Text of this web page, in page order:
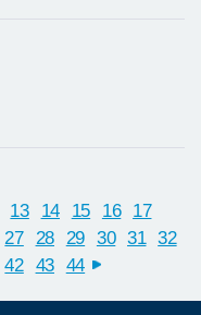
13 14 15 16
17
27 28 29 30 31 32
42 43 44 next